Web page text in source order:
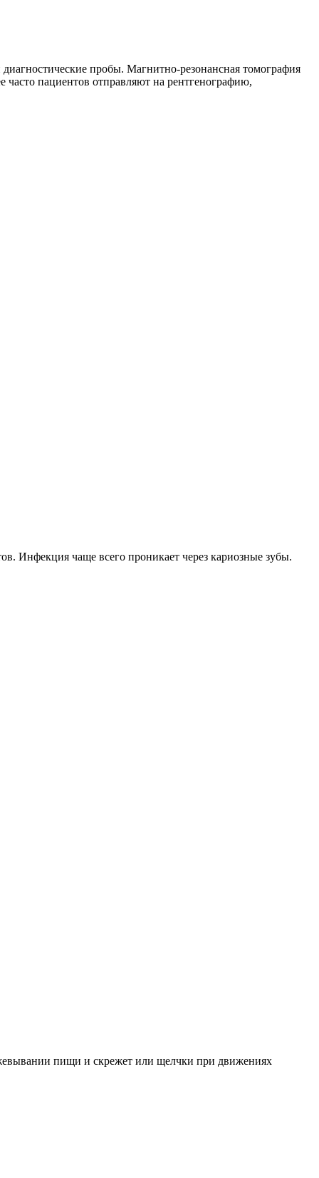
пробы. Магнитно-резонансная томография
пациентов отправляют на рентгенографию,
Инфекция чаще всего проникает через кариозные зубы.
пищи и скрежет или щелчки при движениях